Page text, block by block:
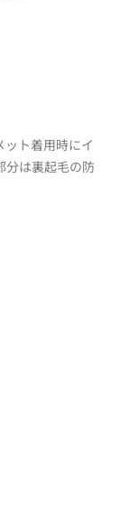
ト着用時にイ
分は裏起毛の防